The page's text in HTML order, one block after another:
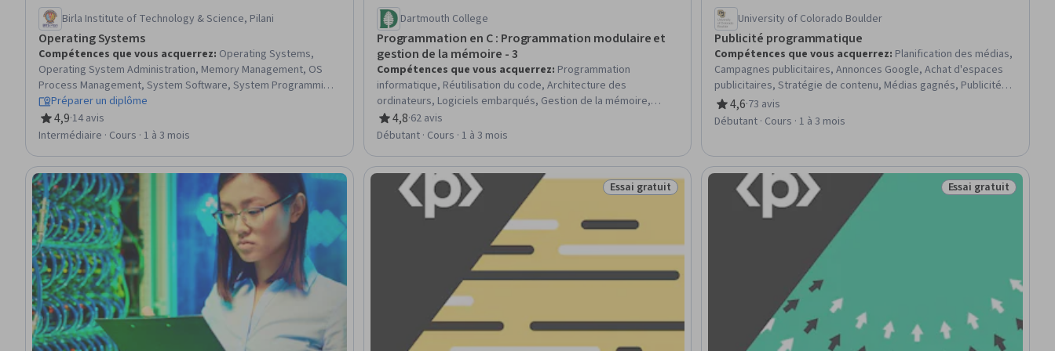
Birla Institute of Technology & Science, Pilani
Operating Systems
Compétences que vous acquerrez: Operating Systems,
Operating System Administration, Memory Management, OS
Process Management, System Software, System Programming,
Command-Line Interface, Linux Administration, File Systems,
System Monitoring, Performance Tuning, Package and Software
Management, Systems Architecture, File Management,
Data Sharing
Préparer un diplôme
4,9
évaluation, 4,9 sur 5 étoiles
·14 avis
Intermédiaire · Cours · 1 à 3 mois
Dartmouth College
Programmation en C : Programmation modulaire et
gestion de la mémoire - 3
Compétences que vous acquerrez: Programmation
informatique, Réutilisation du code, Architecture des
ordinateurs, Logiciels embarqués, Gestion de la mémoire,
Programmation du système, Principes de programmation, C
(langage de programmation), Linux
4,8
évaluation, 4,8 sur 5 étoiles
·62 avis
Débutant · Cours · 1 à 3 mois
University of Colorado Boulder
Publicité programmatique
Compétences que vous acquerrez: Planification des médias,
Campagnes publicitaires, Annonces Google, Achat d'espaces
publicitaires, Stratégie de contenu, Médias gagnés, Publicité,
Public cible, Médias payants, Publicité en ligne, Éthique des
données, Marketing basé sur les données, Éthique des affaires,
4,6
évaluation, 4,6 sur 5 étoiles
·73 avis
Débutant · Cours · 1 à 3 mois
Statut : Essai gratuit
Essai gratuit Statut : Essai
Essai gratuit